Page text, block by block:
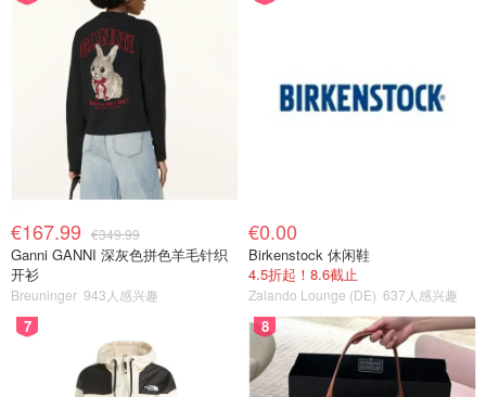
€167.99 €349.99
Ganni GANNI 深灰色拼色羊毛针织
开衫
Breuninger 943人感兴趣
€0.00
Birkenstock 休闲鞋
4.5折起！8.6截止
Zalando Lounge (DE) 637人感兴趣
7 8